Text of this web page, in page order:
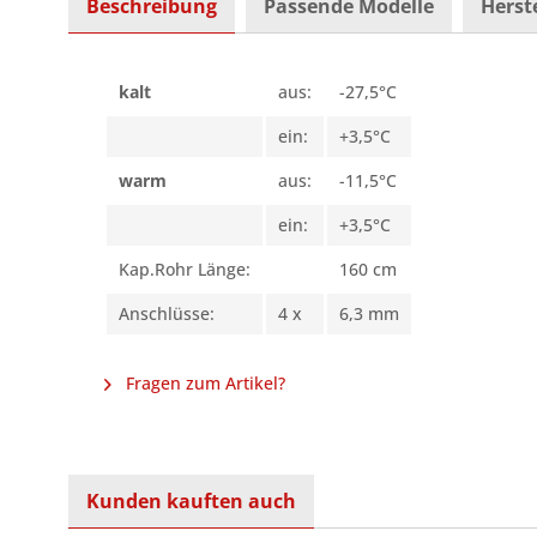
Beschreibung Passende Modelle
kalt aus:
-27,5°C
ein:
+3,5°C
warm
aus:
-11,5°C
ein:
+3,5°C
Kap.Rohr Länge:
160 cm
Anschlüsse:
4 x 6,3 mm
Fragen zum Artikel?
Kunden kauften auch